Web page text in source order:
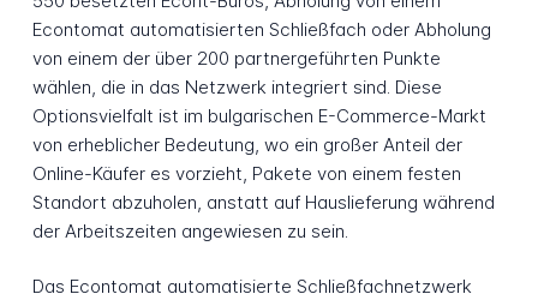
Econtomat automatisierten Schließfach oder Abholung
von einem der über 200 partnergeführten Punkte
wählen, die in das Netzwerk integriert sind. Diese
Optionsvielfalt ist im bulgarischen E-Commerce-Markt
von erheblicher Bedeutung, wo ein großer Anteil der
Online-Käufer es vorzieht, Pakete von einem festen
Standort abzuholen, anstatt auf Hauslieferung während
der Arbeitszeiten angewiesen zu sein.
Das Econtomat automatisierte Schließfachnetzwerk